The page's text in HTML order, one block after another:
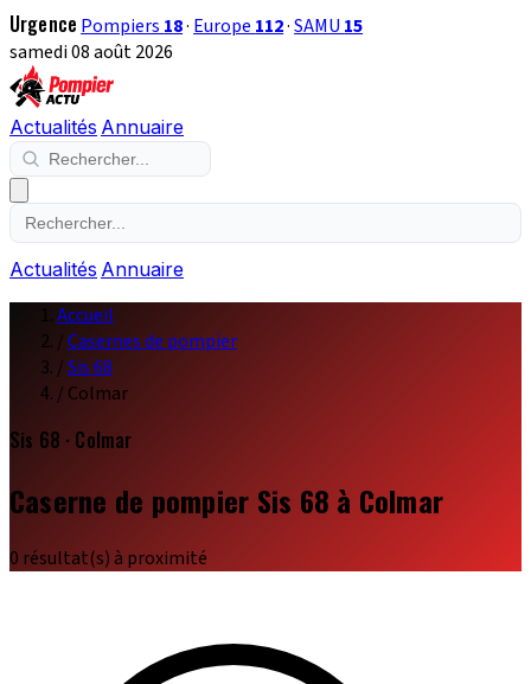
Urgence Pompiers 18· Europe 112·SAMU 15
samedi 08 août 2026
Actualités Annuaire
Actualités Annuaire
Accueil
/Casernes de pompier
/Sis 68
/ Colmar
Sis 68 · Colmar
Caserne de pompier Sis 68 à Colmar
0 résultat(s) à proximité